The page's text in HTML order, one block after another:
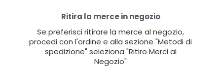
Ritira la merce in negozio
Se preferisci ritirare la merce al negozio,
procedi con l'ordine e alla sezione "Metodi di
spedizione" seleziona "Ritiro Merci al
Negozio"